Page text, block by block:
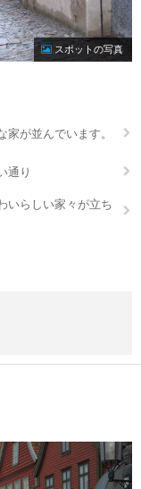
スポットの写真
家が並んでいます。
通り
いらしい家々が立ち